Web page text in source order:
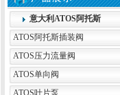
意大利ATOS阿托斯
ATOS阿托斯插装阀
ATOS压力流量阀
ATOS单向阀
ATOS叶片泵